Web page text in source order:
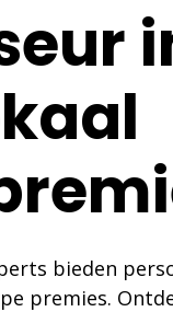
bieden
premies.